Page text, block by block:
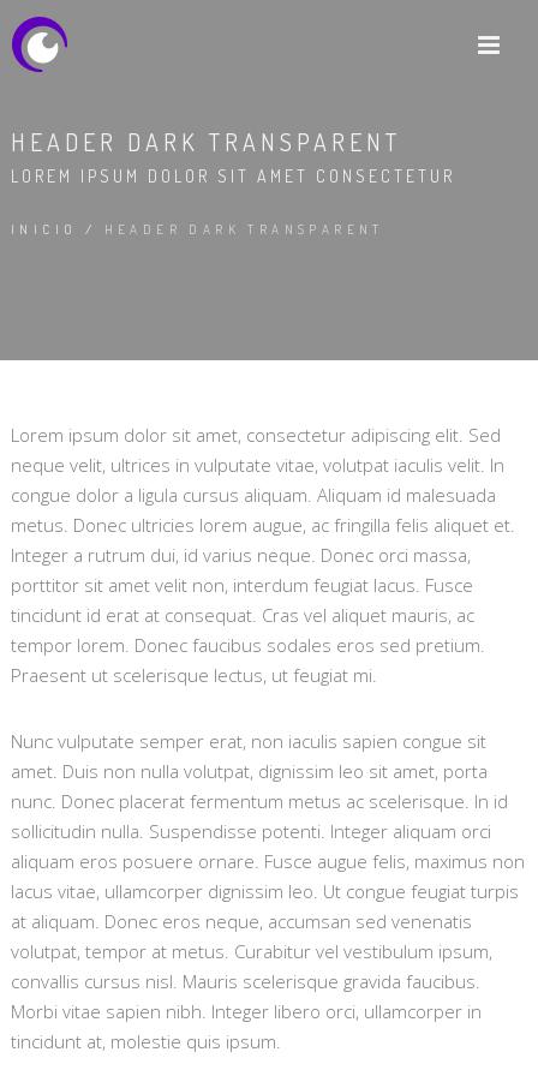
HEADER DARK TRANSPARENT
LOREM IPSUM DOLOR SIT AMET CONSECTETUR
INICIO / HEADER DARK TRANSPARENT
Lorem ipsum dolor sit amet, consectetur adipiscing elit. Sed
neque velit, ultrices in vulputate vitae, volutpat iaculis velit. In
congue dolor a ligula cursus aliquam. Aliquam id malesuada
metus. Donec ultricies lorem augue, ac fringilla felis aliquet et.
Integer a rutrum dui, id varius neque. Donec orci massa,
porttitor sit amet velit non, interdum feugiat lacus. Fusce
tincidunt id erat at consequat. Cras vel aliquet mauris, ac
tempor lorem. Donec faucibus sodales eros sed pretium.
Praesent ut scelerisque lectus, ut feugiat mi.
Nunc vulputate semper erat, non iaculis sapien congue sit
amet. Duis non nulla volutpat, dignissim leo sit amet, porta
nunc. Donec placerat fermentum metus ac scelerisque. In id
sollicitudin nulla. Suspendisse potenti. Integer aliquam orci
aliquam eros posuere ornare. Fusce augue felis, maximus non
lacus vitae, ullamcorper dignissim leo. Ut congue feugiat turpis
at aliquam. Donec eros neque, accumsan sed venenatis
volutpat, tempor at metus. Curabitur vel vestibulum ipsum,
convallis cursus nisl. Mauris scelerisque gravida faucibus.
Morbi vitae sapien nibh. Integer libero orci, ullamcorper in
tincidunt at, molestie quis ipsum.